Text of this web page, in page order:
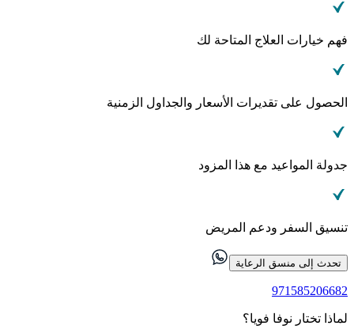
فهم خيارات العلاج المتاحة لك
الحصول على تقديرات الأسعار والجداول الزمنية
جدولة المواعيد مع هذا المزود
تنسيق السفر ودعم المريض
تحدث إلى منسق الرعاية
971585206682
لماذا تختار نوفا فويا؟